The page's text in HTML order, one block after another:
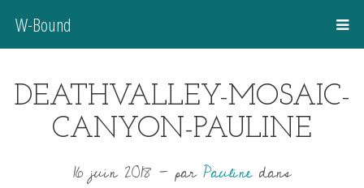
W-Bound
DEATHVALLEY-MOSAIC-
CANYON-PAULINE
16 juin 2018 -parPaulinedans